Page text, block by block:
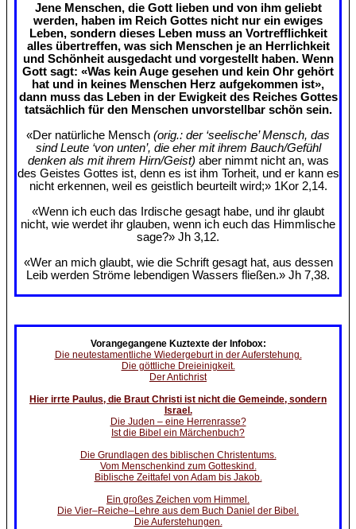
Jene Menschen, die Gott lieben und von ihm geliebt
werden, haben im Reich Gottes nicht nur ein ewiges
Leben, sondern dieses Leben muss an Vortrefflichkeit
alles übertreffen, was sich Menschen je an Herrlichkeit
und Schönheit ausgedacht und vorgestellt haben. Wenn
Gott sagt: «Was kein Auge gesehen und kein Ohr gehört
hat und in keines Menschen Herz aufgekommen ist»,
dann muss das Leben in der Ewigkeit des Reiches Gottes
tatsächlich für den Menschen unvorstellbar schön sein.
«Der natürliche Mensch (orig.: der ‘seelische’ Mensch, das
sind Leute ‘von unten’, die eher mit ihrem Bauch/Gefühl
denken als mit ihrem Hirn/Geist) aber nimmt nicht an, was
des Geistes Gottes ist, denn es ist ihm Torheit, und er kann es
nicht erkennen, weil es geistlich beurteilt wird;» 1Kor 2,14.
«Wenn ich euch das Irdische gesagt habe, und ihr glaubt
nicht, wie werdet ihr glauben, wenn ich euch das Himmlische
sage?» Jh 3,12.
«Wer an mich glaubt, wie die Schrift gesagt hat, aus dessen
Leib werden Ströme lebendigen Wassers fließen.» Jh 7,38.
Vorangegangene Kuztexte der Infobox:
Die neutestamentliche Wiedergeburt in der Auferstehung.
Die göttliche Dreieinigkeit.
Der Antichrist
Hier irrte Paulus, die Braut Christi ist nicht die Gemeinde, sondern
Israel.
Die Juden – eine Herrenrasse?
Ist die Bibel ein Märchenbuch?
Die Grundlagen des biblischen Christentums.
Vom Menschenkind zum Gotteskind.
Biblische Zeittafel von Adam bis Jakob.
Ein großes Zeichen vom Himmel.
Die Vier–Reiche–Lehre aus dem Buch Daniel der Bibel.
Die Auferstehungen.